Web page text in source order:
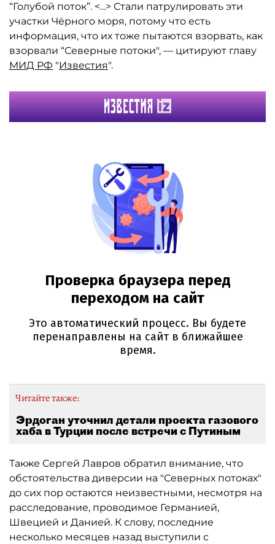
“Голубой поток”. <...> Стали патрулировать эти
участки Чёрного моря, потому что есть
информация, что их тоже пытаются взорвать, как
взорвали “Северные потоки", — цитируют главу
МИД РФ "Известия".
Читайте также:
Эрдоган уточнил детали проекта газового
хаба в Турции после встречи с Путиным
Также Сергей Лавров обратил внимание, что
обстоятельства диверсии на "Северных потоках"
до сих пор остаются неизвестными, несмотря на
расследование, проводимое Германией,
Швецией и Данией. К слову, последние
несколько месяцев назад выступили с